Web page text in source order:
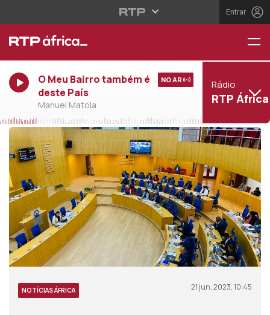
Entrar
O Meu Bairro também é
deste País
Manuel Matola
NO AR Rádio
RTP África
NOTÍCIAS ÁFRICA 21 jun, 2023, 10:45